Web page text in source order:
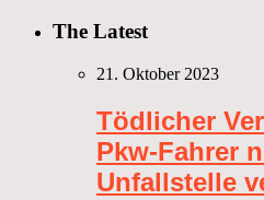
The Latest
21. Oktober 2023
Tödlicher
Pkw-Fahrer
Unfallstelle